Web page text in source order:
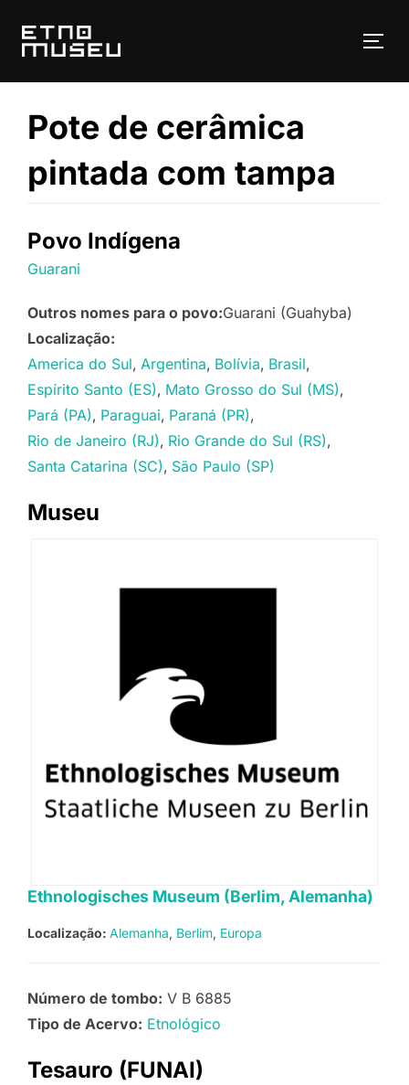
para
Pote de cerâmica
pintada com tampa
Povo Indígena
Guarani
Outros nomes para o povo:Guarani (Guahyba)
Localização:
America do Sul Argentina Bolívia Brasil
Espírito Santo (ES) Mato Grosso do Sul (MS)
Pará (PA) Paraguai Paraná (PR)
Rio de Janeiro (RJ) Rio Grande do Sul (RS)
Santa Catarina (SC) São Paulo (SP)
Museu
Ethnologisches Museum (Berlim, Alemanha)
Localização: Alemanha Berlim Europa
Número de tombo: V B 6885
Tipo de Acervo: Etnológico
Tesauro (FUNAI)